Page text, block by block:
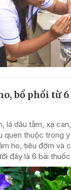
bổ phổi từ
lá dâu tằm, xạ
quen thuộc trong
ho, tiêu đờm và
đây là 6 bài